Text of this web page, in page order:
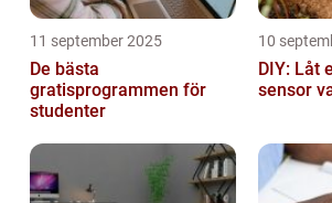
11 september 2025
De bästa
gratisprogrammen för
studenter
10
DIY: Låt
sensor